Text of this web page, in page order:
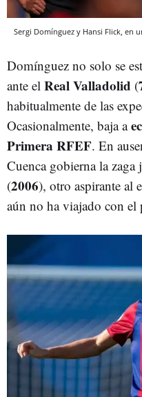
Sergi Domínguez y Hansi Flick, en
Domínguez no solo se
ante el Real Valladolid (
habitualmente de las
Ocasionalmente, baja a
Primera RFEF. En
Cuenca gobierna la zaga
(2006), otro aspirante al
aún no ha viajado con el